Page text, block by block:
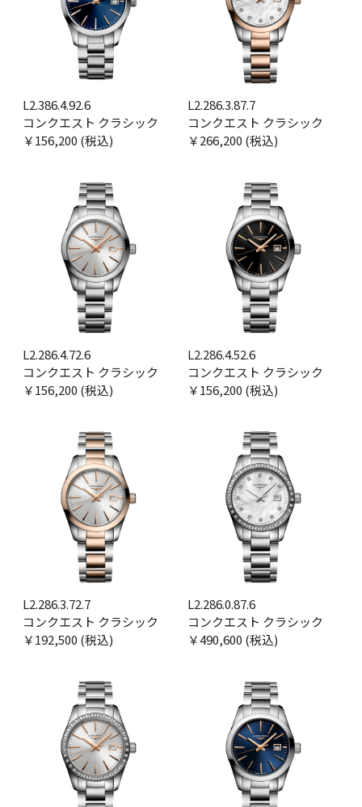
L2.386.4.92.6
コンクエスト クラシック
￥156,200 (税込)
L2.286.3.87.7
コンクエスト クラシック
￥266,200 (税込)
L2.286.4.72.6
コンクエスト クラシック
￥156,200 (税込)
L2.286.4.52.6
コンクエスト クラシック
￥156,200 (税込)
L2.286.3.72.7
コンクエスト クラシック
￥192,500 (税込)
L2.286.0.87.6
コンクエスト クラシック
￥490,600 (税込)